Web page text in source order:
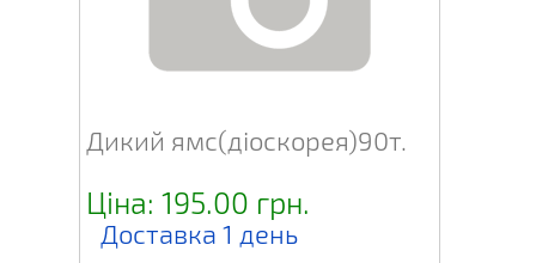
Дикий ямс(діоскорея)90т.
Ціна: 195.00 грн.
Доставка 1 день